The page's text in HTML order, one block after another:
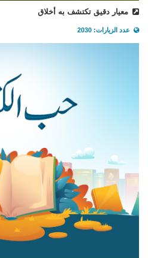
معيار دقيق تكتشف به أخلاق
عدد الزيارات: 2030